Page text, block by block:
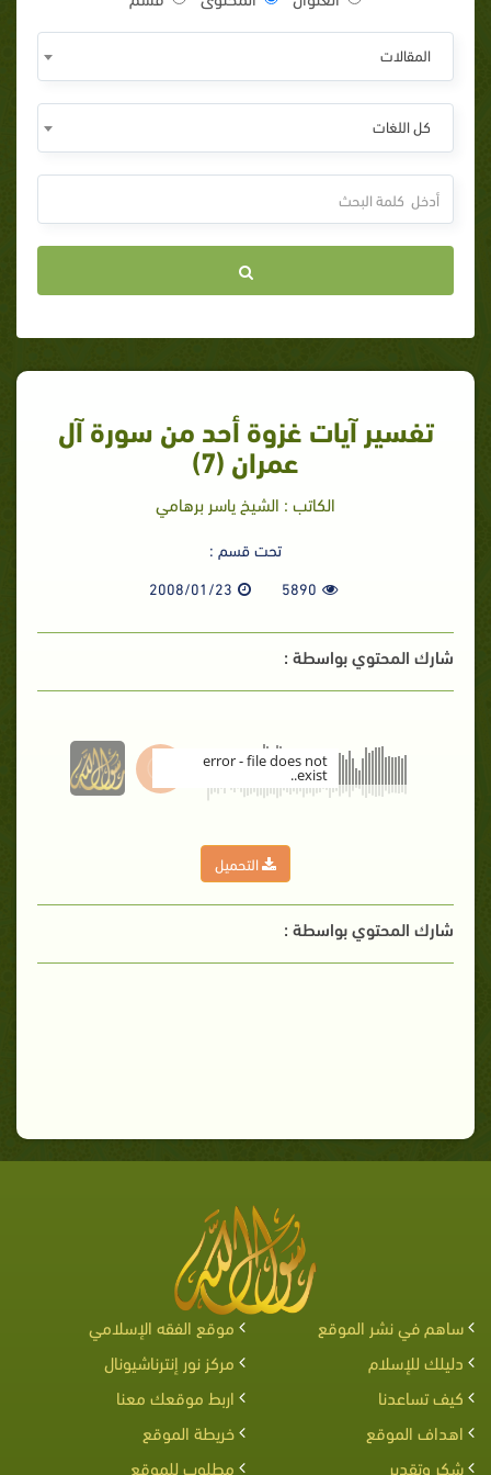
المقالات
كل اللغات
تفسير آيات غزوة أحد من سورة آل
عمران (7)
الكاتب : الشيخ ياسر برهامي
تحت قسم :
5890
2008/01/23
شارك المحتوي بواسطة :
error - file does not
exist..
التحميل
شارك المحتوي بواسطة :
ساهم في نشر الموقع
موقع الفقه الإسلامي
دليلك للإسلام
مركز نور إنترناشيونال
كيف تساعدنا
اربط موقعك معنا
اهداف الموقع
خريطة الموقع
شكر وتقدير
مطلوب للموقع